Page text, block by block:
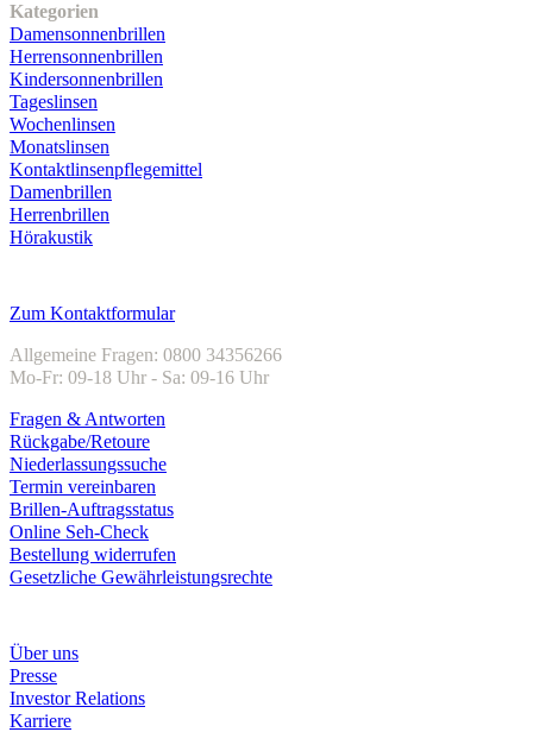
Kategorien
Damensonnenbrillen
Herrensonnenbrillen
Kindersonnenbrillen
Tageslinsen
Wochenlinsen
Monatslinsen
Kontaktlinsenpflegemittel
Damenbrillen
Herrenbrillen
Hörakustik
Zum Kontaktformular
Allgemeine Fragen: 0800 34356266
Mo-Fr: 09-18 Uhr - Sa: 09-16 Uhr
Fragen & Antworten
Rückgabe/Retoure
Niederlassungssuche
Termin vereinbaren
Brillen-Auftragsstatus
Online Seh-Check
Bestellung widerrufen
Gesetzliche Gewährleistungsrechte
Über uns
Presse
Investor Relations
Karriere